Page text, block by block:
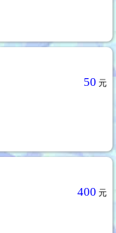
50 元
400 元